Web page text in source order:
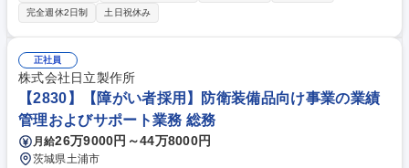
務詳細】自動車、IT機器、医療などあらゆる部品加工に使われる工作機械
の製造を担います。入社後は基礎教育を実施し、徐々に業務知識を習得し
ていただきます。配属先は【1】部品の受入れや製品の出荷【2】工作機械
の組立【3】工作機械の検査のいずれかのポジションにて業務を担ってい
ただく予定です。※重量物を取扱う場合がございます。※自社製品を自社
内で組み立てることが中心となるため、基本は工場内勤務です。 募集職種
【筑波/製造技能職】産業用ロボットの組立や検査・物流
完全週休2日制
土日祝休み
正社員
株式会社日立製作所
【2830】【障がい者採用】防衛装備品向け事業の業績
管理およびサポート業務 総務
月給26万9000円～44万8000円
茨城県土浦市